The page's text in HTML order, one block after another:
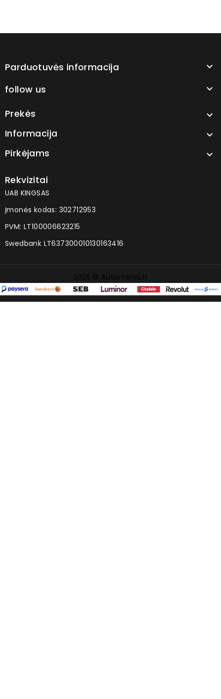
Parduotuvės informacija 
follow us 
Prekės 
Informacija 
Pirkėjams 
Rekvizitai
UAB KINGSAS
Įmonės kodas: 302712953
PVM: LT100006623215
Swedbank LT637300010130163416
2026 © Automeniu.lt